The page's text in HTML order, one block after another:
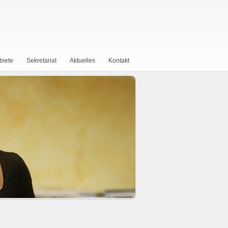
Sekretariat Aktuelles Kontakt